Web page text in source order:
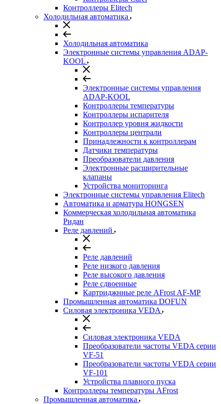
Контроллеры Elitech
Холодильная автоматика
Холодильная автоматика
Электронные системы управления ADAP-
KOOL
Электронные системы управления
ADAP-KOOL
Контроллеры температуры
Контроллеры испарителя
Контроллер уровня жидкости
Контроллеры централи
Принадлежности к контроллерам
Датчики температуры
Преобразователи давления
Электронные расширительные
клапаны
Устройства мониторинга
Электронные системы управления Elitech
Автоматика и арматура HONGSEN
Коммерческая холодильная автоматика
Ридан
Реле давлений
Реле давлений
Реле низкого давления
Реле высокого давления
Реле сдвоенные
Картриджнные реле AFrost AF-MP
Промышленная автоматика DOFUN
Силовая электроника VEDA
Силовая электроника VEDA
Преобразователи частоты VEDA серии
VF-51
Преобразователи частоты VEDA серии
VF-101
Устройства плавного пуска
Контроллеры температуры AFrost
Промышленная автоматика